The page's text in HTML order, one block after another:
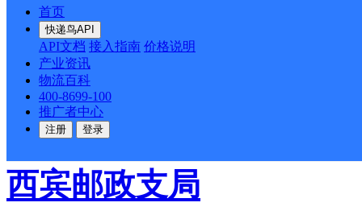
首页
快递鸟API
API文档 接入指南 价格说明
产业资讯
物流百科
400-8699-100
推广者中心
注册 登录
邮政国内 更多号码
中路南2号（邻近有红岗
派送范围:-
西宾邮政支局